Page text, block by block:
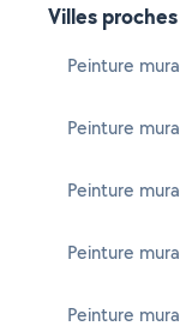
Villes proches
Peinture
Peinture
Peinture
Peinture
Peinture